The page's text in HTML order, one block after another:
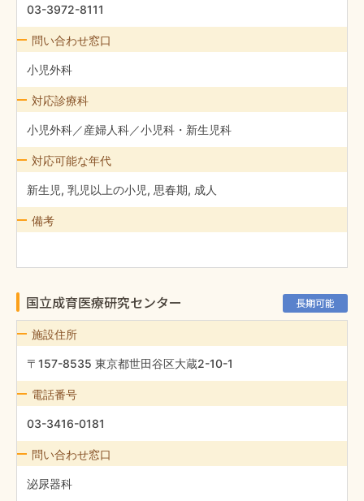
03-3972-8111
問い合わせ窓口
小児外科
対応診療科
小児外科／産婦人科／小児科・新生児科
対応可能な年代
新生児, 乳児以上の小児, 思春期, 成人
備考
国立成育医療研究センター 長期可能
施設住所
〒157-8535 東京都世田谷区大蔵2-10-1
電話番号
03-3416-0181
問い合わせ窓口
泌尿器科